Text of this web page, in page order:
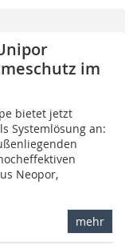
im
bietet jetzt
Systemlösung an:
Neopor,
mehr